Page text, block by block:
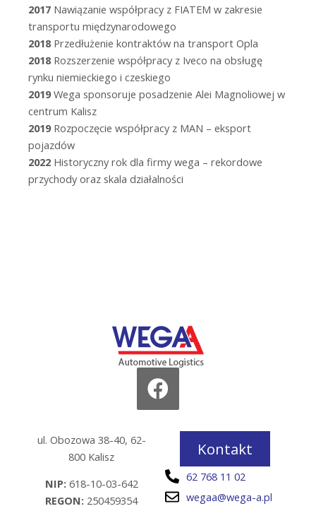
2017 Nawiązanie współpracy z FIATEM w zakresie
transportu międzynarodowego
2018Przedłużenie kontraktów na transport Opla
2018Rozszerzenie współpracy z Iveco na obsługę
rynku niemieckiego i czeskiego
2019Wega sponsoruje posadzenie Alei Magnoliowej w
centrum Kalisz
2019Rozpoczęcie współpracy z MAN – eksport
pojazdów
2022 Historyczny rok dla firmy wega – rekordowe
przychody oraz skala działalności
ul. Obozowa 38-40, 62-
800 Kalisz
NIP: 618-10-03-642
REGON: 250459354
Kontakt
62 768 11 02
wegaa@wega-a.pl